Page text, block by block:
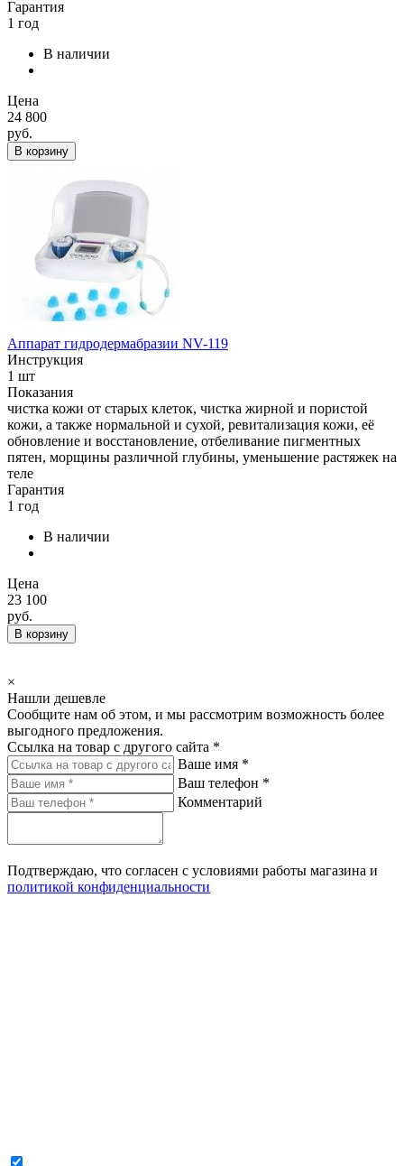
Гарантия
1 год
В наличии
Цена
24 800
руб.
В корзину
Аппарат гидродермабразии NV-119
Инструкция
1 шт
Показания
чистка кожи от старых клеток, чистка жирной и пористой
кожи, а также нормальной и сухой, ревитализация кожи, её
обновление и восстановление, отбеливание пигментных
пятен, морщины различной глубины, уменьшение растяжек на
теле
Гарантия
1 год
В наличии
Цена
23 100
руб.
В корзину
×
Нашли дешевле
Сообщите нам об этом, и мы рассмотрим возможность более
выгодного предложения.
Ссылка на товар с другого сайта *
Ваше имя *
Ваш телефон *
Комментарий
Подтверждаю, что согласен с условиями работы магазина и
политикой конфиденциальности